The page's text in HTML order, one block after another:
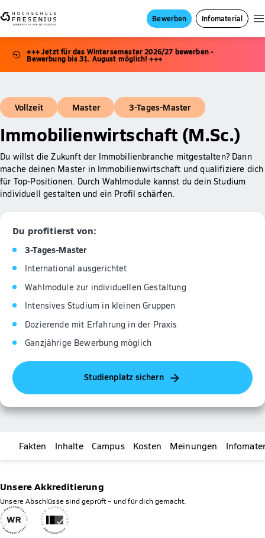
Bewerben Infomaterial
+++ Jetzt für das Wintersemester 2026/27 bewerben -
Bewerbung bis 31. August möglich! +++
Vollzeit Master 3-Tages-Master
Immobilienwirtschaft (M.Sc.)
Du willst die Zukunft der Immobilienbranche mitgestalten? Dann
mache deinen Master in Immobilienwirtschaft und qualifiziere dich
für Top-Positionen. Durch Wahlmodule kannst du dein Studium
individuell gestalten und ein Profil schärfen.
Du profitierst von:
3-Tages-Master
International ausgerichtet
Wahlmodule zur individuellen Gestaltung
Intensives Studium in kleinen Gruppen
Dozierende mit Erfahrung in der Praxis
Ganzjährige Bewerbung möglich
Studienplatz sichern
Fakten Inhalte Campus Kosten Meinungen
Unsere Akkreditierung
Unsere Abschlüsse sind geprüft – und für dich gemacht.